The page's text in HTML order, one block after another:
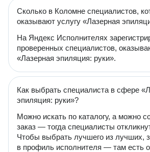
Сколько в Коломне специалистов,
оказывают услугу «Лазерная
На Яндекс Исполнителях
проверенных специалистов,
«Лазерная эпиляция: руки».
Как выбрать специалиста в сфере
эпиляция: руки»?
Можно искать по каталогу, а можно
заказ — тогда специалисты
Чтобы выбрать лучшего из лучших,
в профиль исполнителя — там есть